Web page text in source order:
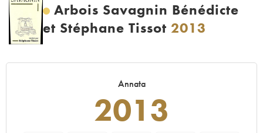
Arbois Savagnin Bénédicte
et Stéphane Tissot 2013
Annata
2013